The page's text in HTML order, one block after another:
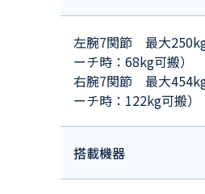
左腕7関節 最大
ーチ時：68kg可搬）
右腕7関節 最大
ーチ時：122kg可搬）
搭載機器